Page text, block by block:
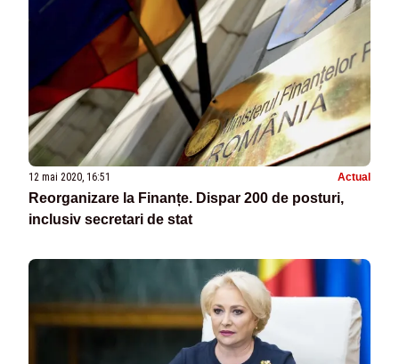
12 mai 2020, 16:51 Actual
Reorganizare la Finanțe. Dispar 200 de posturi,
inclusiv secretari de stat